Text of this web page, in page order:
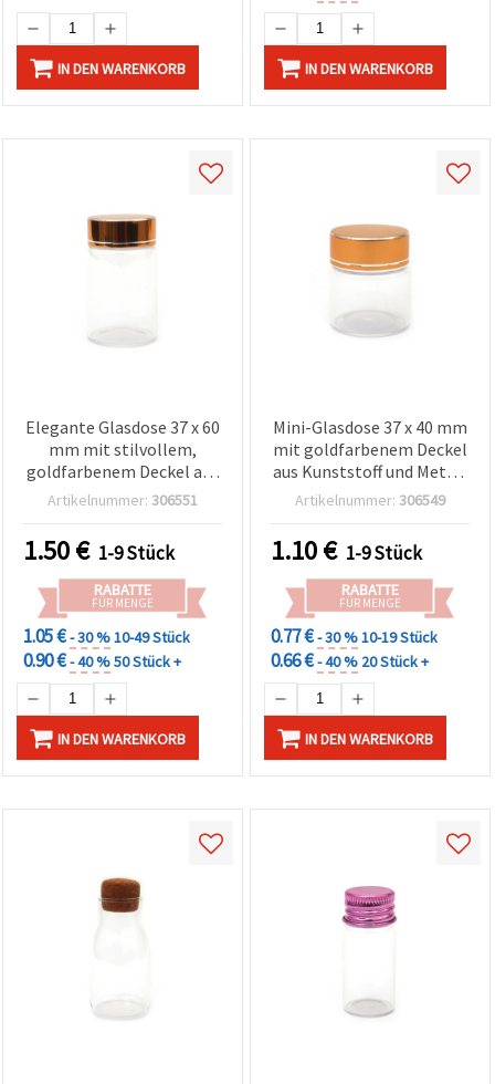
IN DEN WARENKORB IN DEN WARENKORB
Elegante Glasdose 37 x 60
mm mit stilvollem,
goldfarbenem Deckel aus
Kunststoff & Metall –
Basteln & DIY-
Aufbewahrung
Artikelnummer: 306551
1.50€ 1-9 Stück
RABATTE
FÜR MENGE
1.05 €- 30 %10-49 Stück
0.90 €- 40 %50 Stück +
IN DEN WARENKORB
Mini-Glasdose 37 x 40 mm
mit goldfarbenem Deckel
aus Kunststoff und Metall
zur Aufbewahrung von
– Bastelbedarf & DIY
Artikelnummer: 306549
1.10€ 1-9 Stück
RABATTE
FÜR MENGE
0.77 €- 30 %10-19 Stück
0.66 €- 40 % 20 Stück +
IN DEN WARENKORB